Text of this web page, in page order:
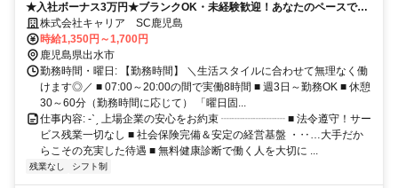
★入社ボーナス3万円★ブランクOK・未経験歓迎！あなたのペースで介
護の現場へ
株式会社キャリア SC鹿児島
時給1,350円～1,700円
鹿児島県出水市
勤務時間・曜日: 【勤務時間】 ＼生活スタイルに合わせて無理なく働
けます◎／ ■ 07:00～20:00の間で実働8時間 ■ 週3日～勤務OK ■ 休憩
30～60分（勤務時間に応じて） 「曜日固...
仕事内容: -ˋˏ 上場企業の安心をお約束 ┈┈┈┈┈┈ ■ 法令遵守！サー
ビス残業一切なし ■ 社会保険完備＆安定の経営基盤 ・‥…大手だか
らこその充実した待遇 ■ 無料健康診断で働く人を大切に ...
残業なし シフト制